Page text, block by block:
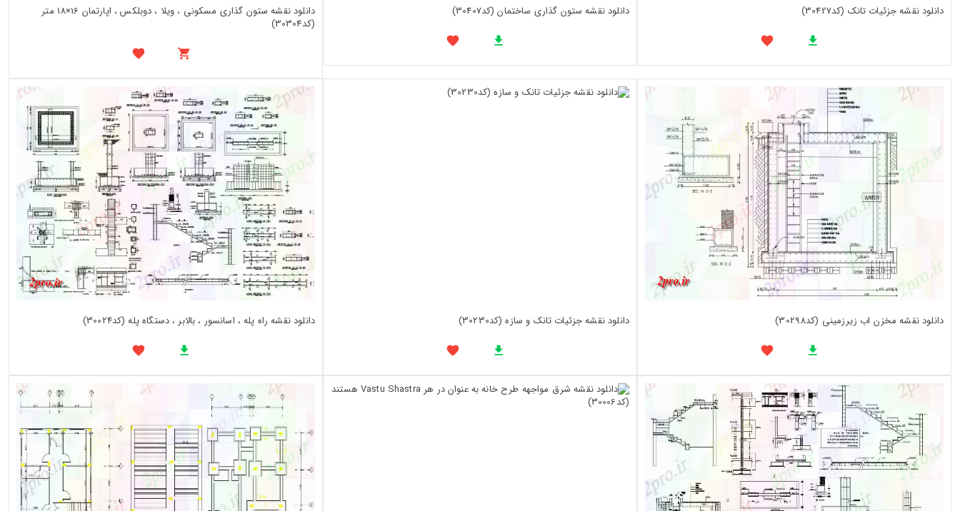
دانلود نقشه جزئیات تانک (کد30427) دانلود نقشه ستون گذاری ساختمان (کد30407)
دانلود نقشه ستون گذاری مسکونی ، ویلا ، دوبلکس ، اپارتمان 16×18 متر
(کد30304)
دانلود نقشه مخزن اب زیرزمینی (کد30298) دانلود نقشه جزئیات تانک و سازه (کد30230) دانلود نقشه راه پله ، اسانسور ، بالابر ، دستگاه پله (کد30024)